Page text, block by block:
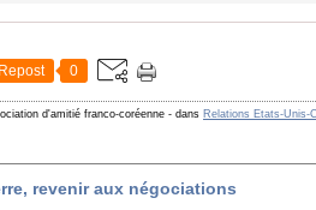
Repost 0
d'amitié franco-coréenne - dans Relations Etats-Unis-
revenir aux négociations